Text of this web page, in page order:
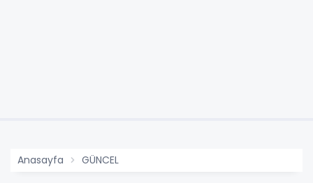
Anasayfa GÜNCEL